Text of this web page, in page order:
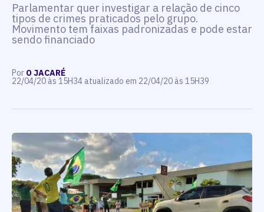
Parlamentar quer investigar a relação de cinco
tipos de crimes praticados pelo grupo.
Movimento tem faixas padronizadas e pode estar
sendo financiado
Por O JACARÉ
22/04/20 às 15H34 atualizado em 22/04/20 às 15H39